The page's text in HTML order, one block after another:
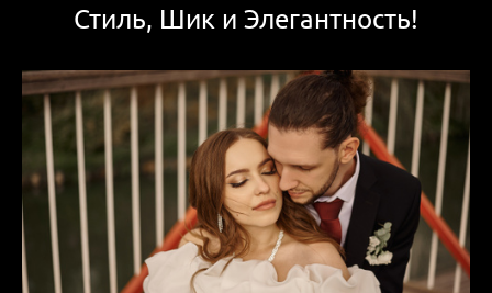
Стиль, Шик и Элегантность!